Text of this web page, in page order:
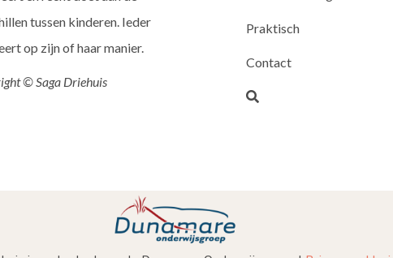
tussen kinderen. Ieder
op zijn of haar manier.
© Saga Driehuis
Praktisch
Contact